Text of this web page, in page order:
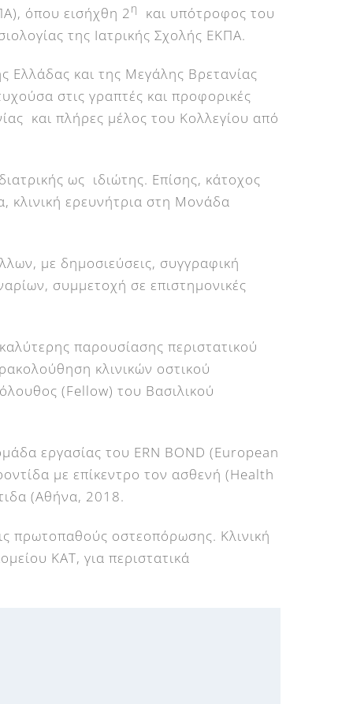
όπου εισήχθη 2η
και υπότροφος του
της Ιατρικής Σχολής ΕΚΠΑ.
Ελλάδας και της Μεγάλης Βρετανίας
στις γραπτές και προφορικές
και πλήρες μέλος του Κολλεγίου από
ως ιδιώτης. Επίσης, κάτοχος
κλινική ερευνήτρια στη Μονάδα
με δημοσιεύσεις, συγγραφική
συμμετοχή σε επιστημονικές
παρουσίασης περιστατικού
κλινικών οστικού
(Fellow) του Βασιλικού
εργασίας του ERN BOND (European
με επίκεντρο τον ασθενή (Health
(Αθήνα, 2018.
πρωτοπαθούς οστεοπόρωσης. Κλινική
ΚΑΤ, για περιστατικά